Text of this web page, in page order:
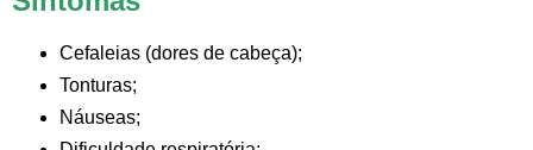
Cefaleias (dores de cabeça);
Tonturas;
Náuseas;